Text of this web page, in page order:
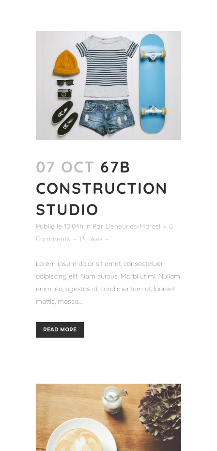
07 OCT 67B
CONSTRUCTION
STUDIO
Publié le 10:04h in Par Deheurles-Marcel
0
Comments
13 Likes
Lorem ipsum dolor sit amet, consectetuer
adipiscing elit. Nam cursus. Morbi ut mi. Nullam
enim leo, egestas id, condimentum at, laoreet
mattis, massa....
READ MORE